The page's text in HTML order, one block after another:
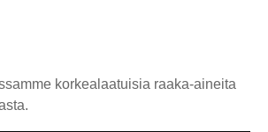
korkealaatuisia raaka-aineita